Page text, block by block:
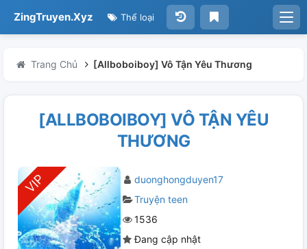
ZingTruyen.Xyz Thể loại
Trang Chủ [Allboboiboy] Vô Tận Yêu Thương
[ALLBOBOIBOY] VÔ TẬN YÊU
THƯƠNG
duonghongduyen17
Truyện teen
1536
Đang cập nhật